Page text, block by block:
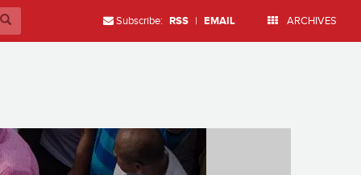
Subscribe: RSS | EMAIL ARCHIVES